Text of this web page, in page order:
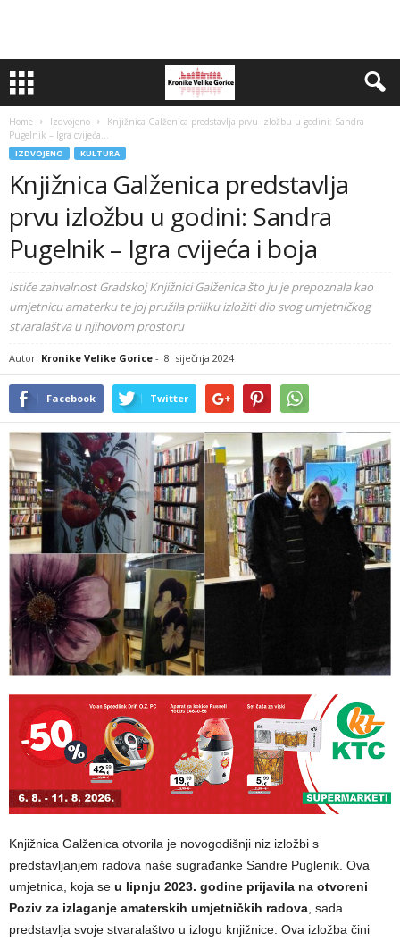
Home Izdvojeno
Knjižnica Galženica predstavlja prvu izložbu u godini: Sandra
Pugelnik – Igra cvijeća...
IZDVOJENO KULTURA
Knjižnica Galženica predstavlja
prvu izložbu u godini: Sandra
Pugelnik – Igra cvijeća i boja
Ističe zahvalnost Gradskoj Knjižnici Galženica što ju je prepoznala kao
umjetnicu amaterku te joj pružila priliku izložiti dio svog umjetničkog
stvaralaštva u njihovom prostoru
Autor: Kronike Velike Gorice - 8. siječnja 2024
Facebook Twitter
Knjižnica Galženica otvorila je novogodišnji niz izložbi s
predstavljanjem radova naše sugrađanke Sandre Puglenik. Ova
umjetnica, koja se u lipnju 2023. godine prijavila na otvoreni
Poziv za izlaganje amaterskih umjetničkih radova , sada
predstavlja svoje stvaralaštvo u izlogu knjižnice. Ova izložba čini